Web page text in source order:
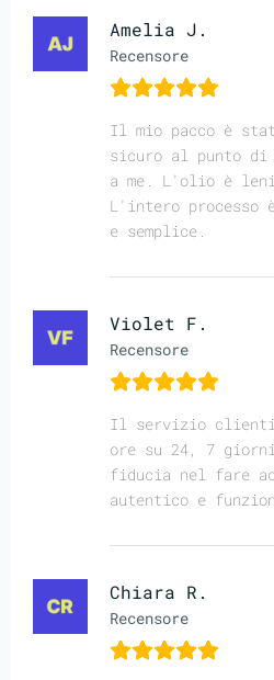
Amelia J.
Recensore
Il mio pacco è
sicuro al punto di
a me. L'olio è
L'intero processo
e semplice.
Violet F.
Recensore
Il servizio clienti
ore su 24, 7
fiducia nel fare
autentico e
Chiara R.
Recensore